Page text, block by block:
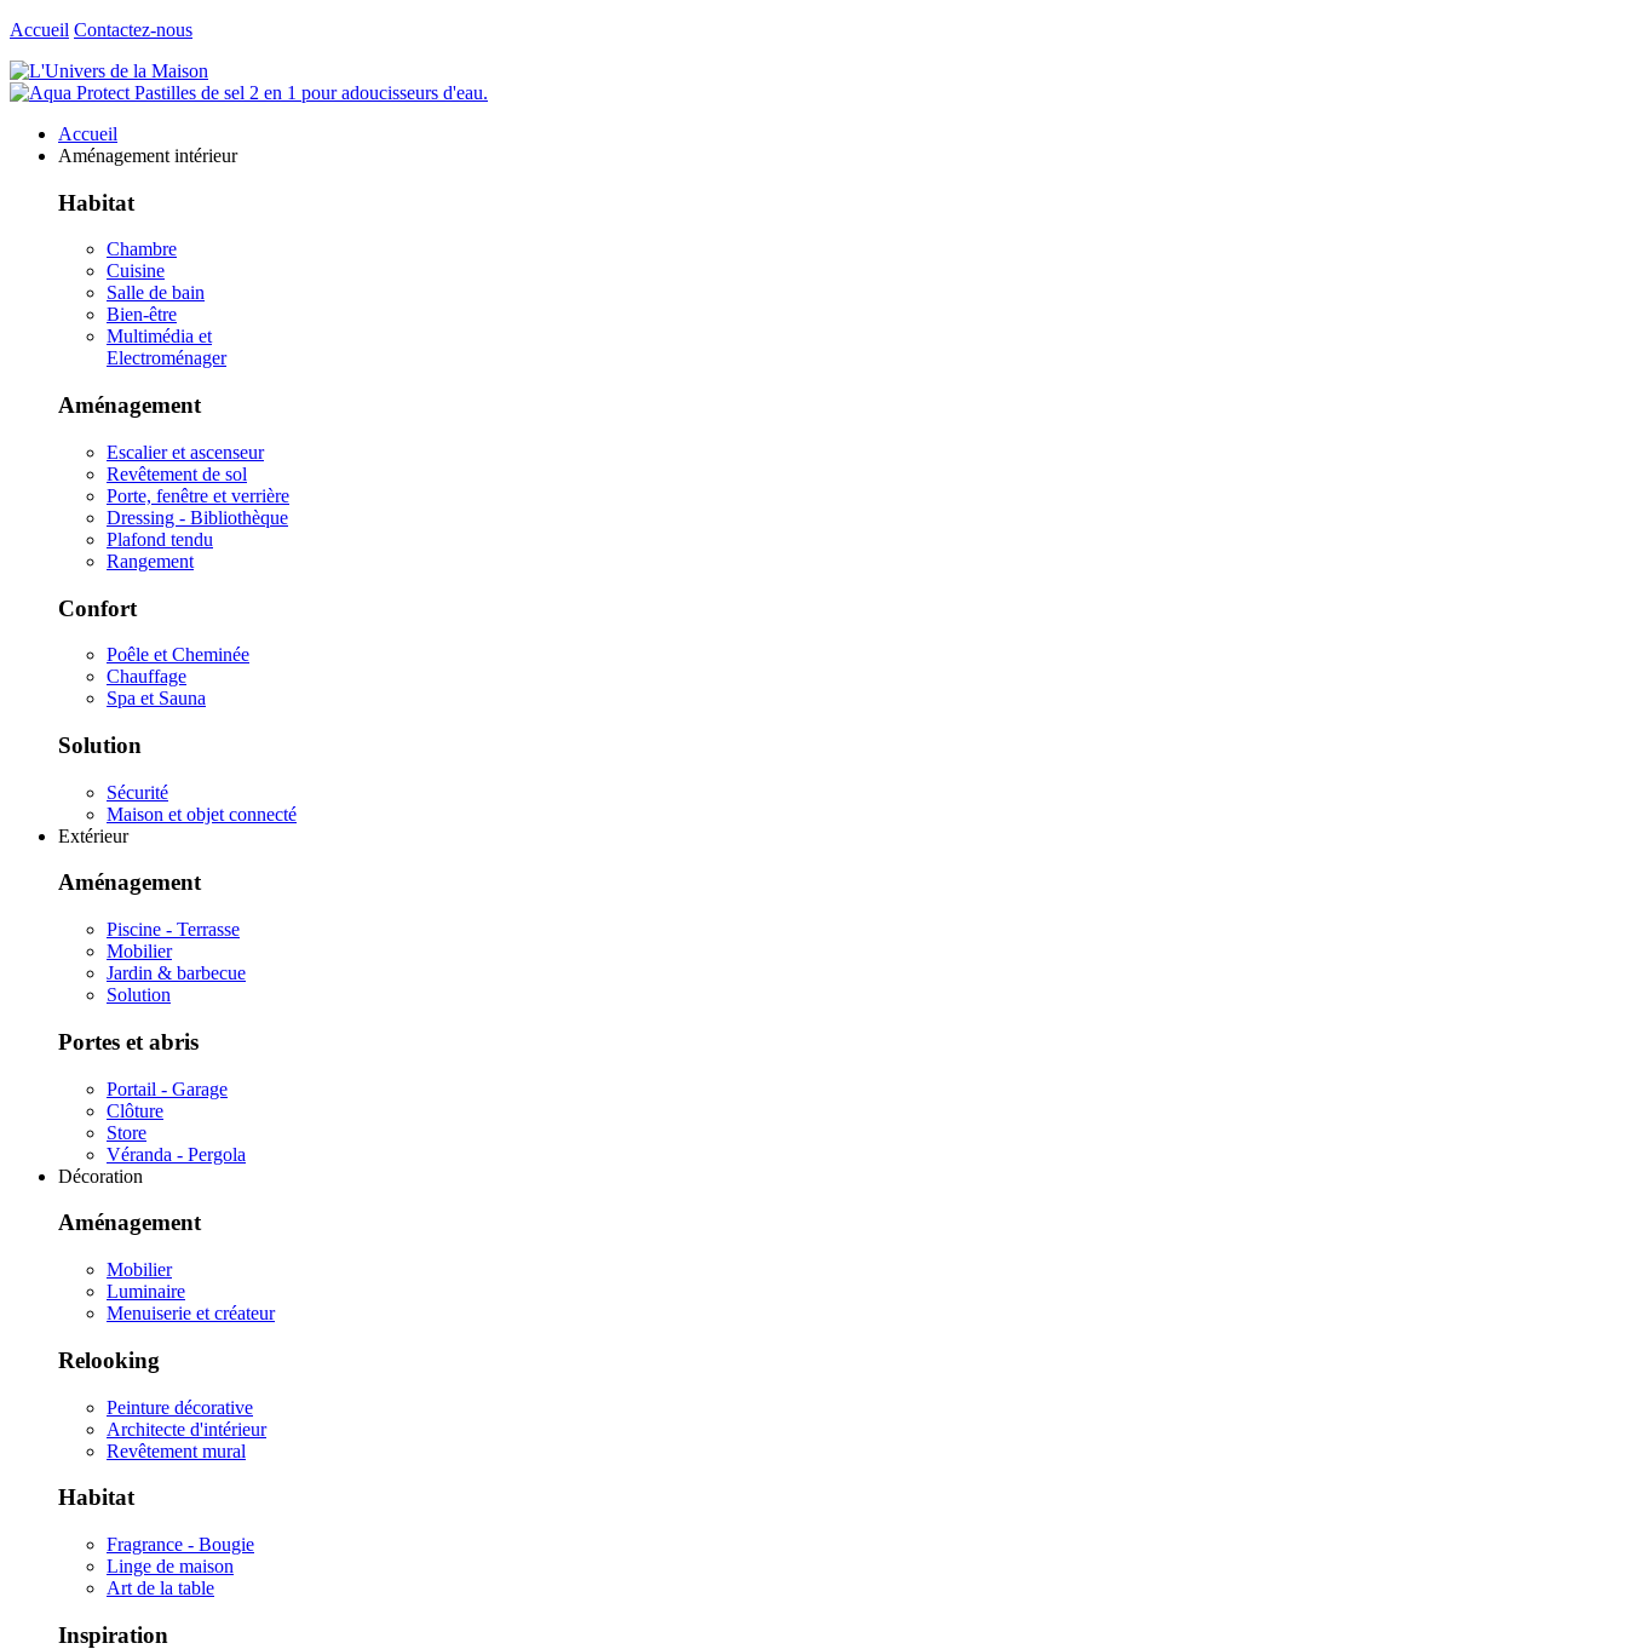
Accueil Contactez-nous
Accueil
Aménagement intérieur
Habitat
Chambre
Cuisine
Salle de bain
Bien-être
Multimédia et
Electroménager
Aménagement
Escalier et ascenseur
Revêtement de sol
Porte, fenêtre et verrière
Dressing - Bibliothèque
Plafond tendu
Rangement
Confort
Poêle et Cheminée
Chauffage
Spa et Sauna
Solution
Sécurité
Maison et objet connecté
Extérieur
Aménagement
Piscine - Terrasse
Mobilier
Jardin & barbecue
Solution
Portes et abris
Portail - Garage
Clôture
Store
Véranda - Pergola
Décoration
Aménagement
Mobilier
Luminaire
Menuiserie et créateur
Relooking
Peinture décorative
Architecte d'intérieur
Revêtement mural
Habitat
Fragrance - Bougie
Linge de maison
Art de la table
Inspiration